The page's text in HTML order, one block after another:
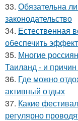
33. Обязательна
законодательство
34. Естественная
обеспечить
35. Многие
Таиланд - и
36. Где можно
активный отдых
37. Какие
регулярно